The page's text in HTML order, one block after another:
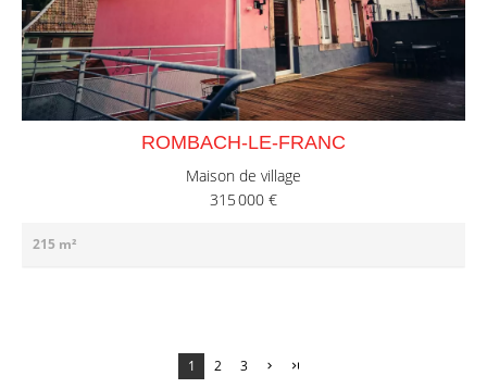
ROMBACH-LE-FRANC
Maison de village
315 000 €
215 m²
1 2 3